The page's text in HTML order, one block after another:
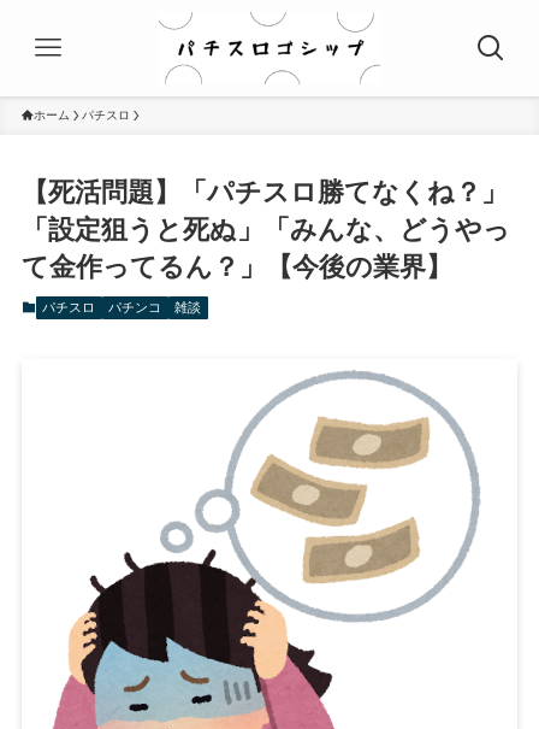
ホーム パチスロ
【死活問題】「パチスロ勝てなくね？」
「設定狙うと死ぬ」「みんな、どうやっ
て金作ってるん？」【今後の業界】
パチスロ パチンコ 雑談